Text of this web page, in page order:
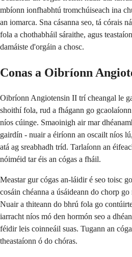
mbíonn ionfhabhtú tromchúiseach ina
an iomarca. Sna cásanna seo, tá córais
fola a chothabháil sáraithe, agus
damáiste d'orgáin a chosc.
Conas a Oibríonn
Oibríonn Angiotensin II trí cheangal le
shoithí fola, rud a fhágann go
níos cúinge. Smaoinigh air mar
gairdín - nuair a éiríonn an oscailt níos
atá ag sreabhadh tríd. Tarlaíonn an
nóiméid tar éis an cógas a fháil.
Meastar gur cógas an-láidir é seo toisc
cosáin chéanna a úsáideann do chorp
Nuair a thiteann do bhrú fola go
iarracht níos mó den hormón seo a
féidir leis coinneáil suas. Tugann an
theastaíonn ó do chóras.